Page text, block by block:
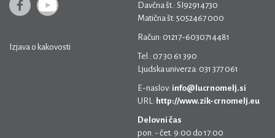
Izjava o kakovosti
Davčna št.: SI92914730
Matična št: 5052467 000
Račun: 01217-6030714481
Tel.: 07 30 61 390
Ljudska univerza: 031 377 061
E-naslov: info@lucrnomelj.si
URL: http://www.zik-crnomelj.eu
Delovni čas
pon. - čet. 9:00 do 17:00